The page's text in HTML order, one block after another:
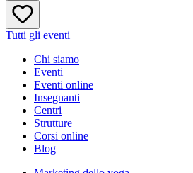
Tutti gli eventi
Chi siamo
Eventi
Eventi online
Insegnanti
Centri
Strutture
Corsi online
Blog